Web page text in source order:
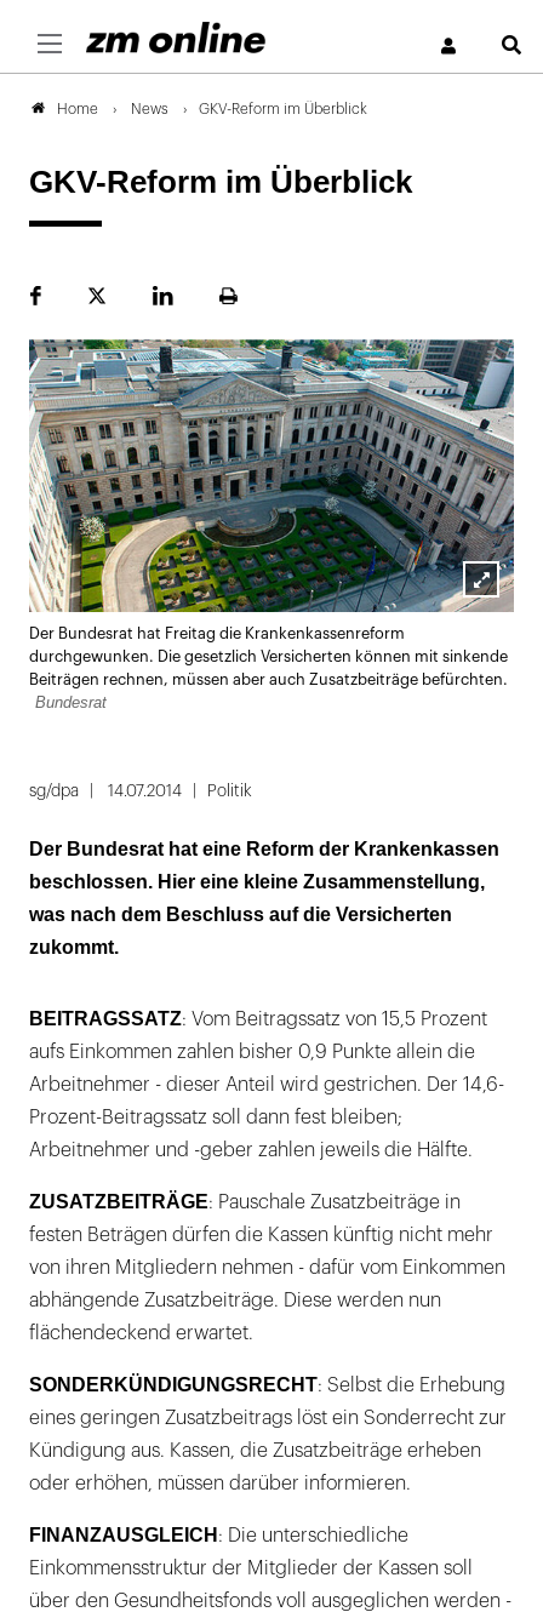
Home News GKV-Reform im Überblick
GKV-Reform im Überblick
FacebookPlattformLinekdInSeite
Lightbox
Der Bundesrat hat Freitag die Krankenkassenreform
durchgewunken. Die gesetzlich Versicherten können mit sinkende
Beiträgen rechnen, müssen aber auch Zusatzbeiträge befürchten.
Bundesrat
sg/dpa 14.07.2014 Politik
Der Bundesrat hat eine Reform der Krankenkassen
beschlossen. Hier eine kleine Zusammenstellung,
was nach dem Beschluss auf die Versicherten
zukommt.
BEITRAGSSATZ: Vom Beitragssatz von 15,5 Prozent
aufs Einkommen zahlen bisher 0,9 Punkte allein die
Arbeitnehmer - dieser Anteil wird gestrichen. Der 14,6-
Prozent-Beitragssatz soll dann fest bleiben;
Arbeitnehmer und -geber zahlen jeweils die Hälfte.
ZUSATZBEITRÄGE: Pauschale Zusatzbeiträge in
festen Beträgen dürfen die Kassen künftig nicht mehr
von ihren Mitgliedern nehmen - dafür vom Einkommen
abhängende Zusatzbeiträge. Diese werden nun
flächendeckend erwartet.
SONDERKÜNDIGUNGSRECHT: Selbst die Erhebung
eines geringen Zusatzbeitrags löst ein Sonderrecht zur
Kündigung aus. Kassen, die Zusatzbeiträge erheben
oder erhöhen, müssen darüber informieren.
FINANZAUSGLEICH : Die unterschiedliche
Einkommensstruktur der Mitglieder der Kassen soll
über den Gesundheitsfonds voll ausgeglichen werden -